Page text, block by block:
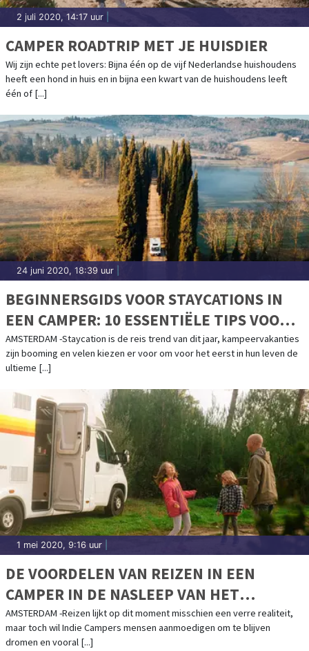
2 juli 2020, 14:17 uur
CAMPER ROADTRIP MET JE HUISDIER
Wij zijn echte pet lovers: Bijna één op de vijf Nederlandse huishoudens
heeft een hond in huis en in bijna een kwart van de huishoudens leeft
één of [...]
24 juni 2020, 18:39 uur
BEGINNERSGIDS VOOR STAYCATIONS IN
EEN CAMPER: 10 ESSENTIËLE TIPS VOOR
DE ULTIEME NEDERLANDSE ROAD TRIP
DEZE ZOMER
AMSTERDAM -Staycation is de reis trend van dit jaar, kampeervakanties
zijn booming en velen kiezen er voor om voor het eerst in hun leven de
ultieme [...]
1 mei 2020, 9:16 uur
DE VOORDELEN VAN REIZEN IN EEN
CAMPER IN DE NASLEEP VAN HET
CORONAVIRUS
AMSTERDAM -Reizen lijkt op dit moment misschien een verre realiteit,
maar toch wil Indie Campers mensen aanmoedigen om te blijven
dromen en vooral [...]